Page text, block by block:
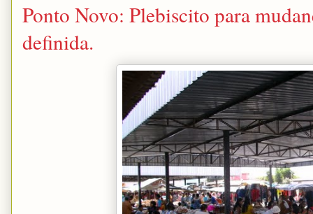
Ponto Novo: Plebiscito para
definida.